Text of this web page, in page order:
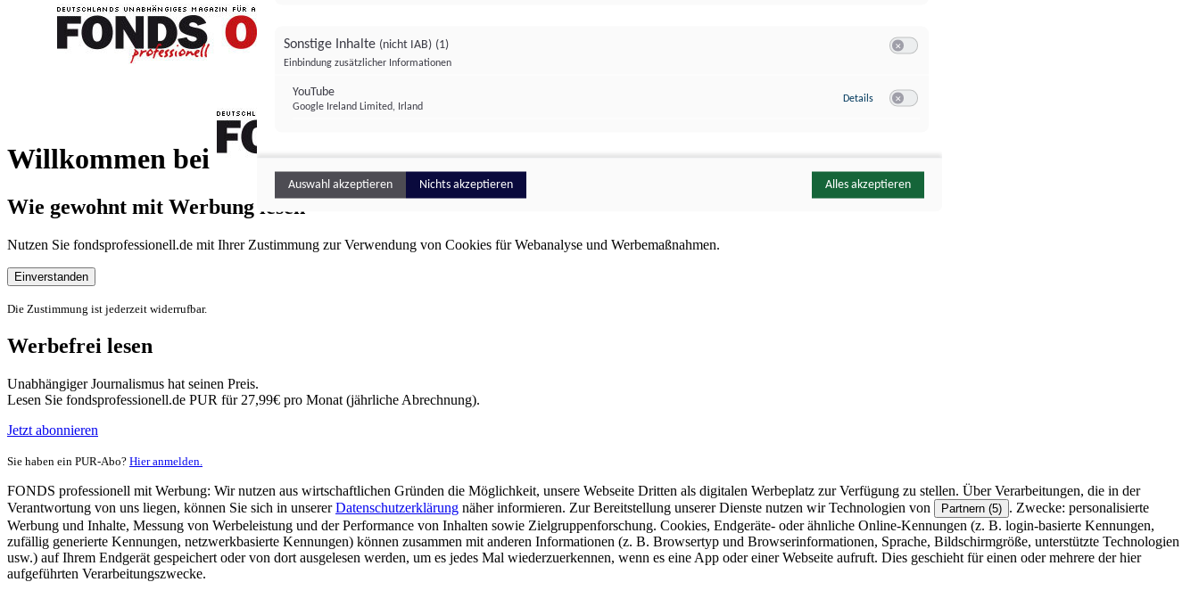
Willkommen bei
FONDS professionell
Wie gewohnt mit Werbung lesen
Nutzen Sie fondsprofessionell.de mit Ihrer Zustimmung zur Verwendung von Cookies für Webanalyse und Werbemaßnahmen.
Einverstanden
Die Zustimmung ist jederzeit widerrufbar.
Werbefrei lesen
Unabhängiger Journalismus hat seinen Preis.
Lesen Sie fondsprofessionell.de PUR für 27,99€ pro Monat (jährliche Abrechnung).
Jetzt abonnieren
Sie haben ein PUR-Abo? Hier anmelden.
FONDS professionell mit Werbung: Wir nutzen aus wirtschaftlichen Gründen die Möglichkeit, unsere Webseite Dritten als digitalen Werbeplatz zur Verfügung zu stellen. Über Verarbeitungen, die in der
Verantwortung von uns liegen, können Sie sich in unsererDatenschutzerklärung näher informieren. Zur Bereitstellung unserer Dienste nutzen wir Technologien von Partnern (5) . Zwecke: personalisierte
Werbung und Inhalte, Messung von Werbeleistung und der Performance von Inhalten sowie Zielgruppenforschung. Cookies, Endgeräte- oder ähnliche Online-Kennungen (z. B. login-basierte Kennungen,
zufällig generierte Kennungen, netzwerkbasierte Kennungen) können zusammen mit anderen Informationen (z. B. Browsertyp und Browserinformationen, Sprache, Bildschirmgröße, unterstützte Technologien
usw.) auf Ihrem Endgerät gespeichert oder von dort ausgelesen werden, um es jedes Mal wiederzuerkennen, wenn es eine App oder einer Webseite aufruft. Dies geschieht für einen oder mehrere der hier
aufgeführten Verarbeitungszwecke.
Sonstige Inhalte (nicht IAB) (1)
Einbindung zusätzlicher Informationen
YouTube
Google Ireland Limited, Irland
Details zu YouTube
Auswahl akzeptieren Nichts akzeptieren Alles akzeptieren